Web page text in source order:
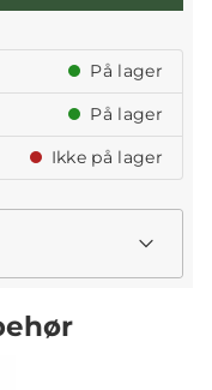
På lager
På lager
Ikke på lager